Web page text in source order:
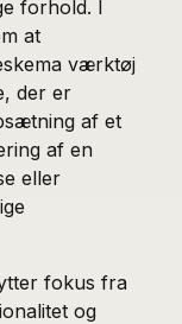
forhold. I
at
værktøj
der er
af et
af en
eller
fokus fra
og